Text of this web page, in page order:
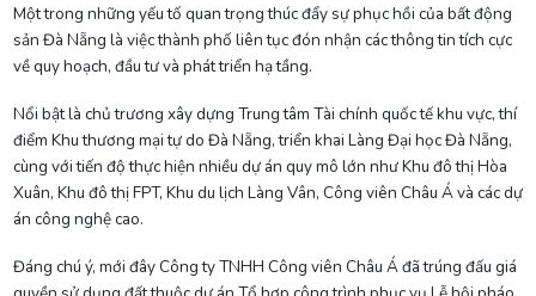
Một trong những yếu tố quan trọng thúc đẩy sự phục hồi của bất động
sản Đà Nẵng là việc thành phố liên tục đón nhận các thông tin tích cực
về quy hoạch, đầu tư và phát triển hạ tầng.
Nổi bật là chủ trương xây dựng Trung tâm Tài chính quốc tế khu vực, thí
điểm Khu thương mại tự do Đà Nẵng, triển khai Làng Đại học Đà Nẵng,
cùng với tiến độ thực hiện nhiều dự án quy mô lớn như Khu đô thị Hòa
Xuân, Khu đô thị FPT, Khu du lịch Làng Vân, Công viên Châu Á và các dự
án công nghệ cao.
Đáng chú ý, mới đây Công ty TNHH Công viên Châu Á đã trúng đấu giá